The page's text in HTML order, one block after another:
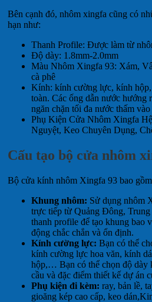
Bên cạnh đó, nhôm xingfa cũng có
hạn như:
Thanh Profile: Được làm từ
Độ dày: 1.8mm-2.0mm
Màu Nhôm Xingfa 93: Xám,
cà phê
Kính: kính cường lực, kính
toàn. Các ống dẫn nước hướng
ngăn chặn tối đa nước thấm
Phụ Kiện Cửa Nhôm Xingfa
Nguyệt, Keo Chuyên Dụng,
Cấu tạo bộ cửa nhôm
Bộ cửa kính nhôm Xingfa 93 bao gồm
Khung nhôm: Sử dụng nhôm
trực tiếp từ Quảng Đông, Trung
thanh profile để tạo khung bao
động chắc chắn và ổn định.
Kính cường lực: Bạn có thể
kính cường lực hoa văn, kính
hộp,… Bạn có thể chọn độ dày
cầu và đặc điểm thiết kế dự án
Phụ kiện đi kèm: ray, bản lề,
gioăng kép cao cấp, keo